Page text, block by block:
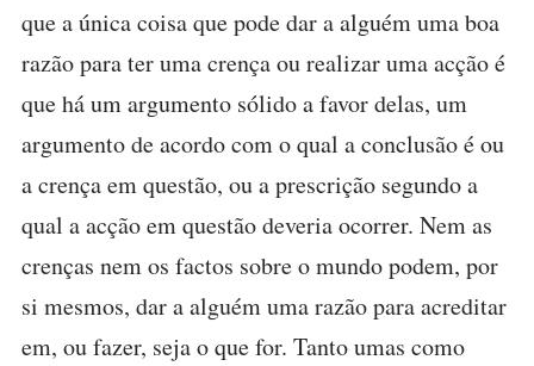
que a única coisa que pode dar a alguém uma boa
razão para ter uma crença ou realizar uma acção é
que há um argumento sólido a favor delas, um
argumento de acordo com o qual a conclusão é ou
a crença em questão, ou a prescrição segundo a
qual a acção em questão deveria ocorrer. Nem as
crenças nem os factos sobre o mundo podem, por
si mesmos, dar a alguém uma razão para acreditar
em, ou fazer, seja o que for. Tanto umas como